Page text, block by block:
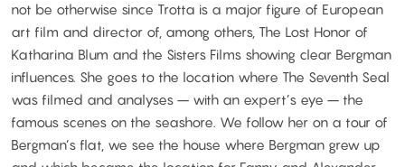
not be otherwise since Trotta is a major figure of European
art film and director of, among others, The Lost Honor of
Katharina Blum and the Sisters Films showing clear Bergman
influences. She goes to the location where The Seventh Seal
was filmed and analyses – with an expert’s eye – the
famous scenes on the seashore. We follow her on a tour of
Bergman’s flat, we see the house where Bergman grew up